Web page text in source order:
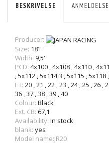
BESKRIVELSE
Producer:
Size: 18"
Width: 9,5''
PCD: 4x100 ,4x108 ,4x110 ,
,5x112 ,5x114,3 ,5x115 ,5x118 ,
ET: 20 ,21 ,22 ,23 ,24,25 ,26 ,
36 ,37 ,38 ,39 ,40
Colour: Black
Ext. CB: 67,1
Availability: In stock
blank: yes
Model name:JR20